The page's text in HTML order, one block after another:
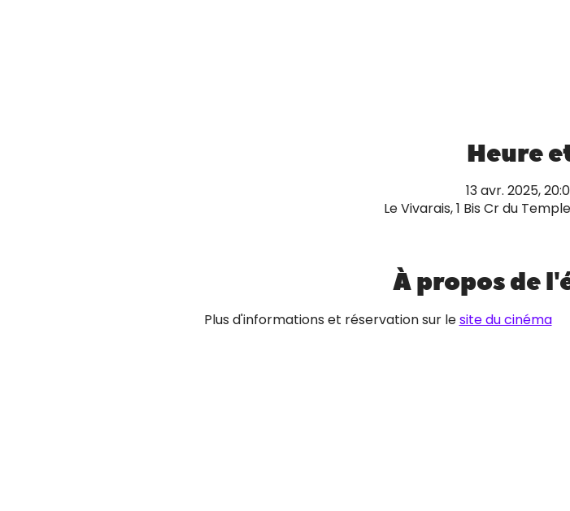
Heure
13 avr. 2025,
Le Vivarais, 1 Bis Cr du
À propos de
Plus d'informations et réservation sur le site du cinéma